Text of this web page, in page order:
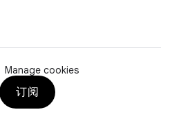
Manage cookies
订阅